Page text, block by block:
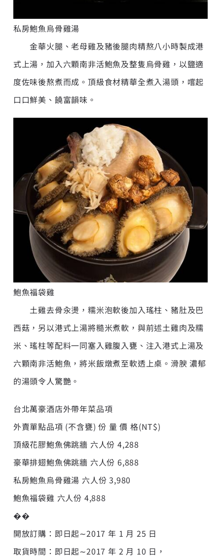
私房鮑魚烏骨雞湯
金華火腿、老母雞及豬後腿肉精熬八小時製成港
式上湯，加入六顆南非活鮑魚及整隻烏骨雞，以鹽適
度佐味後熬煮而成。頂級食材精華全煮入湯頭，嚐起
口口鮮美、饒富韻味。
鮑魚福袋雞
土雞去骨汆燙，糯米泡軟後加入瑤柱、豬肚及巴
西菇，另以港式上湯將糙米煮軟，與前述土雞肉及糯
米、瑤柱等配料一同塞入雞腹入甕、注入港式上湯及
六顆南非活鮑魚，將米飯燉煮至軟透上桌。滑腴 濃郁
的湯頭令人驚艷。
台北萬豪酒店外帶年菜品項
外賣單點品項 (不含甕) 份 量 價 格(NT$)
頂級花膠鮑魚佛跳牆 六人份 4,288
豪華排翅鮑魚佛跳牆 六人份 6,888
私房鮑魚烏骨雞湯 六人份 3,980
鮑魚福袋雞 六人份 4,888
��
開放訂購：即日起∼2017 年 1 月 25 日
取貨時間：即日起∼2017 年 2 月 10 日，